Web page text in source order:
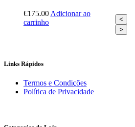
€175.00 Adicionar ao
carrinho
<
>
Links Rápidos
Termos e Condições
Política de Privacidade